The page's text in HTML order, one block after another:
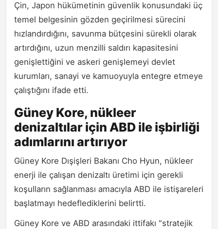
Çin, Japon hükümetinin güvenlik konusundaki üç
temel belgesinin gözden geçirilmesi sürecini
hızlandırdığını, savunma bütçesini sürekli olarak
artırdığını, uzun menzilli saldırı kapasitesini
genişlettiğini ve askeri genişlemeyi devlet
kurumları, sanayi ve kamuoyuyla entegre etmeye
çalıştığını ifade etti.
Güney Kore, nükleer
denizaltılar için ABD ile işbirliği
adımlarını artırıyor
Güney Kore Dışişleri Bakanı Cho Hyun, nükleer
enerji ile çalışan denizaltı üretimi için gerekli
koşulların sağlanması amacıyla ABD ile istişareleri
başlatmayı hedeflediklerini belirtti.
Güney Kore ve ABD arasındaki ittifakı "stratejik